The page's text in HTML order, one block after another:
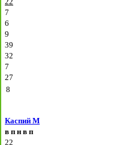
7
6
9
39
32
7
27
8
Каспий М
в п н в п
22